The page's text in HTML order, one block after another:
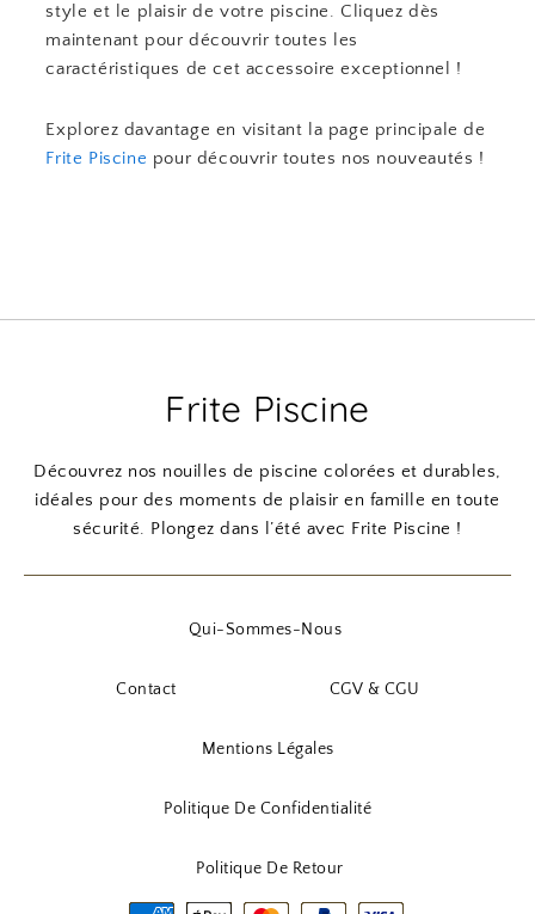
style et le plaisir de votre piscine. Cliquez dès
maintenant pour découvrir toutes les
caractéristiques de cet accessoire exceptionnel !
Explorez davantage en visitant la page principale de
Frite Piscine pour découvrir toutes nos nouveautés !
Frite Piscine
Découvrez nos nouilles de piscine colorées et durables,
idéales pour des moments de plaisir en famille en toute
sécurité. Plongez dans l’été avec Frite Piscine !
Qui-Sommes-Nous
Contact CGV & CGU
Mentions Légales
Politique De Confidentialité
Politique De Retour